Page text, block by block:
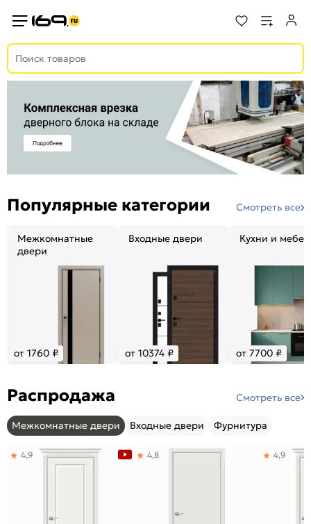
Популярные категории Смотреть все
Межкомнатные
двери
от 1760 ₽
Входные двери
от 10374 ₽
Кухни и
от 7700 ₽
Распродажа Смотреть все
Межкомнатные двери Входные двери Фурнитура
4,9 4,8 4,9